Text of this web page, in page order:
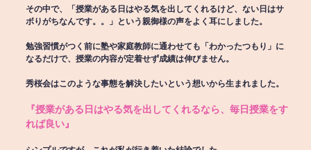
その中で、「授業がある日はやる気を出してくれるけど、ない日はサ
ボりがちなんです。。」という親御様の声をよく耳にしました。
勉強習慣がつく前に塾や家庭教師に通わせても「わかったつもり」に
なるだけで、授業の内容が定着せず成績は伸びません。
秀桜会はこのような事態を解決したいという想いから生まれました。
『授業がある日はやる気を出してくれるなら、毎日授業をす
れば良い』